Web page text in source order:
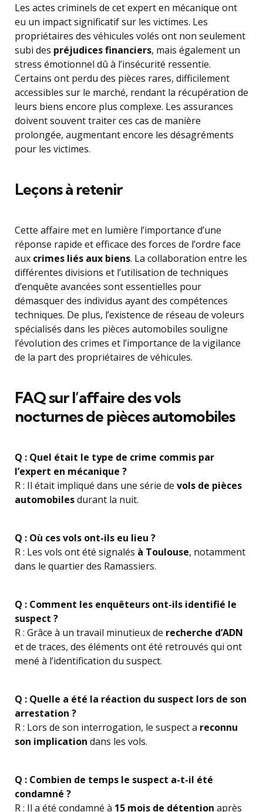
Les actes criminels de cet expert en mécanique ont
eu un impact significatif sur les victimes. Les
propriétaires des véhicules volés ont non seulement
subi des préjudices financiers, mais également un
stress émotionnel dû à l’insécurité ressentie.
Certains ont perdu des pièces rares, difficilement
accessibles sur le marché, rendant la récupération de
leurs biens encore plus complexe. Les assurances
doivent souvent traiter ces cas de manière
prolongée, augmentant encore les désagréments
pour les victimes.
Leçons à retenir
Cette affaire met en lumière l’importance d’une
réponse rapide et efficace des forces de l’ordre face
aux crimes liés aux biens. La collaboration entre les
différentes divisions et l’utilisation de techniques
d’enquête avancées sont essentielles pour
démasquer des individus ayant des compétences
techniques. De plus, l’existence de réseau de voleurs
spécialisés dans les pièces automobiles souligne
l’évolution des crimes et l’importance de la vigilance
de la part des propriétaires de véhicules.
FAQ sur l’affaire des vols
nocturnes de pièces automobiles
Q : Quel était le type de crime commis par
l’expert en mécanique ?
R : Il était impliqué dans une série de vols de pièces
automobilesdurant la nuit.
Q : Où ces vols ont-ils eu lieu ?
R : Les vols ont été signalés à Toulouse, notamment
dans le quartier des Ramassiers.
Q : Comment les enquêteurs ont-ils identifié le
suspect ?
R : Grâce à un travail minutieux de recherche d’ADN
et de traces, des éléments ont été retrouvés qui ont
mené à l’identification du suspect.
Q : Quelle a été la réaction du suspect lors de son
arrestation ?
R : Lors de son interrogation, le suspect a reconnu
son implication dans les vols.
Q : Combien de temps le suspect a-t-il été
condamné ?
R : Il a été condamné à 15 mois de détention après